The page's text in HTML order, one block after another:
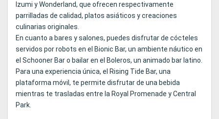
Izumi y Wonderland, que ofrecen respectivamente
parrilladas de calidad, platos asiáticos y creaciones
culinarias originales.
En cuanto a bares y salones, puedes disfrutar de cócteles
servidos por robots en el Bionic Bar, un ambiente náutico en
el Schooner Bar o bailar en el Boleros, un animado bar latino.
Para una experiencia única, el Rising Tide Bar, una
plataforma móvil, te permite disfrutar de una bebida
mientras te trasladas entre la Royal Promenade y Central
Park.